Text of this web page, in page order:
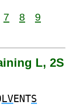
7 8
9
L, 2S
LVENTS